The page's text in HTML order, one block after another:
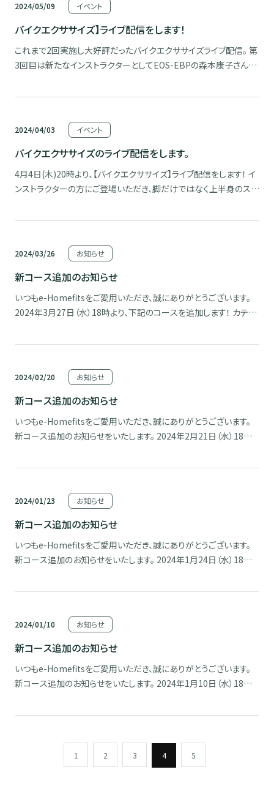
2024/05/09 イベント
バイクエクササイズ】ライブ配信をします！
これまで2回実施し大好評だったバイクエクササイズライブ配信。 第
3回目は新たなインストラクターとしてEOS-EBPの森本康子さんを
ガ）」× e-Home Bikeという新たなプログラムをお届けします。 e-
2024/04/03 イベント
バイクエクササイズのライブ配信をします。
4月4日(木)20時より、【バイクエクササイズ】ライブ配信をします！ イ
ンストラクターの方にご登場いただき、脚だけではなく上半身のスト
のエクササイズを楽しく行います。 なお、e-Home Bikeをお持ちで
2024/03/26 お知らせ
新コース追加のお知らせ
いつもe-Homefitsをご愛用いただき、誠にありがとうございます。
2024年3月27日（水）18時より、下記のコースを追加します！ カテゴ
ーク】（20：56） 今回は、アメリカ合衆国のネバダ州から、ＪＷ商品製
2024/02/20 お知らせ
新コース追加のお知らせ
いつもe-Homefitsをご愛用いただき、誠にありがとうございます。
新コース追加のお知らせをいたします。 2024年2月21日（水）18時よ
タリア プロセッコ街道 】（27：28） プロセッコ街道は、プロセッコ
2024/01/23 お知らせ
新コース追加のお知らせ
いつもe-Homefitsをご愛用いただき、誠にありがとうございます。
新コース追加のお知らせをいたします。 2024年1月24日（水）18時よ
（21：34） 朝焼けの中、アンコールワットへ向かいます。 アンコールワ
2024/01/10 お知らせ
新コース追加のお知らせ
いつもe-Homefitsをご愛用いただき、誠にありがとうございます。
新コース追加のお知らせをいたします。 2024年1月10日（水）18時よ
県那覇市、ヤシの木のある平和通りの街並みから世界遺産の首里
1 2 3 4 5